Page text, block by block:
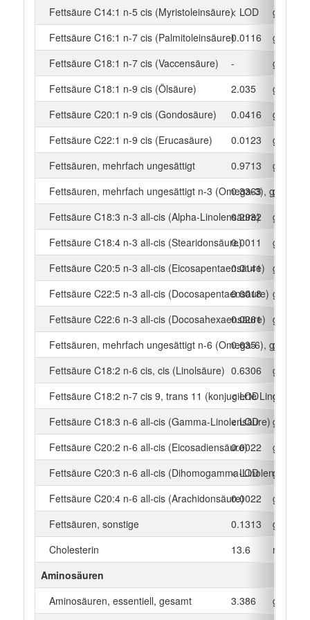
Fettsäure C14:1 n-5 cis (Myristoleinsäure)< LOD
g
Fettsäure C16:1 n-7 cis (Palmitoleinsäure)0.0116
g
Fettsäure C18:1 n-7 cis (Vaccensäure)
-
g
Fettsäure C18:1 n-9 cis (Ölsäure)
2.035
g
Fettsäure C20:1 n-9 cis (Gondosäure)
0.0416
g
Fettsäure C22:1 n-9 cis (Erucasäure)
0.0123
g
Fettsäuren, mehrfach ungesättigt
0.9713
g
Fettsäuren, mehrfach ungesättigt n-3 (Omega-3), gesamt
0.3363
g
Fettsäure C18:3 n-3 all-cis (Alpha-Linolensäure)
0.2932
g
Fettsäure C18:4 n-3 all-cis (Stearidonsäure)0.0011
g
Fettsäure C20:5 n-3 all-cis (Eicosapentaensäure)
0.0141
g
Fettsäure C22:5 n-3 all-cis (Docosapentaensäure)
0.0018
g
Fettsäure C22:6 n-3 all-cis (Docosahexaensäure)
0.0261
g
Fettsäuren, mehrfach ungesättigt n-6 (Omega-6), gesamt
0.635
g
Fettsäure C18:2 n-6 cis, cis (Linolsäure) 0.6306
g
Fettsäure C18:2 n-7 cis 9, trans 11 (konjugierte Linolsäure)
< LOD
g
Fettsäure C18:3 n-6 all-cis (Gamma-Linolensäure)
< LOD
g
Fettsäure C20:2 n-6 all-cis (Eicosadiensäure)
0.0022
g
Fettsäure C20:3 n-6 all-cis (Dihomogamma-Linolensäure)
< LOD
g
Fettsäure C20:4 n-6 all-cis (Arachidonsäure)0.0022
g
Fettsäuren, sonstige
0.1313
g
Cholesterin
13.6
mg
Aminosäuren
Aminosäuren, essentiell, gesamt
3.386
g